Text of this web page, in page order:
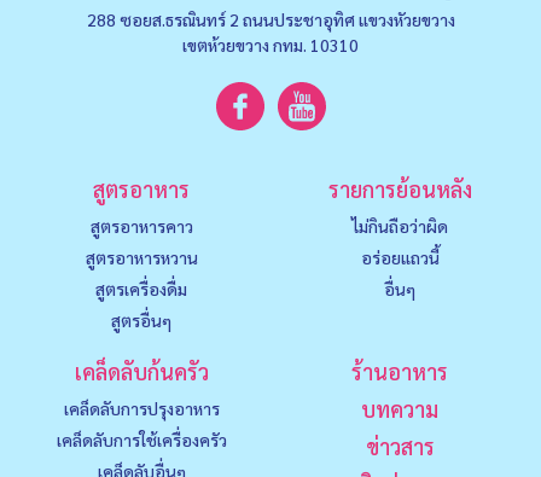
288 ซอยส.ธรณินทร์ 2 ถนนประชาอุทิศ แขวงหัวยขวาง
เขตห้วยขวาง กทม. 10310
สูตรอาหาร
สูตรอาหารคาว
สูตรอาหารหวาน
สูตรเครื่องดื่ม
สูตรอื่นๆ
รายการย้อนหลัง
ไม่กินถือว่าผิด
อร่อยแถวนี้
อื่นๆ
เคล็ดลับก้นครัว
เคล็ดลับการปรุงอาหาร
เคล็ดลับการใช้เครื่องครัว
เคล็ดลับอื่นๆ
ร้านอาหาร
บทความ
ข่าวสาร